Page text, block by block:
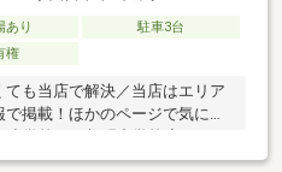
あり
駐車3台
権
も当店で解決／当店はエリア
掲載！ほかのページで気にな
分◆遮音性や断熱/遮断性を向